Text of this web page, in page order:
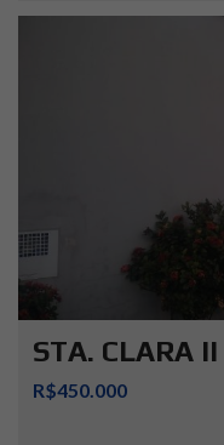
STA. CLARA II
R$450.000